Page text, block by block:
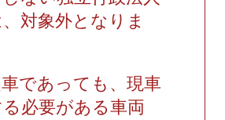
対象外となりま
であっても、現車
必要がある車両